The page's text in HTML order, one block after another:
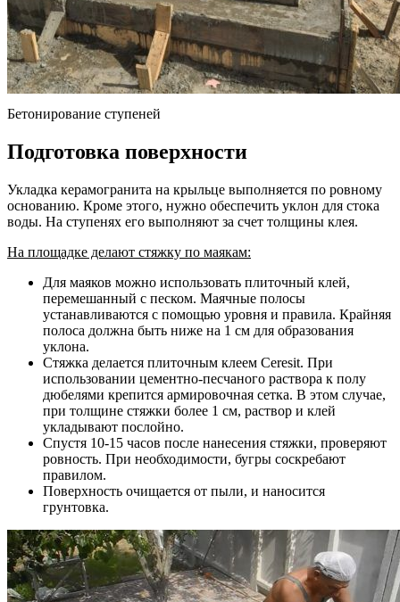
Бетонирование ступеней
Подготовка поверхности
Укладка керамогранита на крыльце выполняется по ровному
основанию. Кроме этого, нужно обеспечить уклон для стока
воды. На ступенях его выполняют за счет толщины клея.
На площадке делают стяжку по маякам:
Для маяков можно использовать плиточный клей,
перемешанный с песком. Маячные полосы
устанавливаются с помощью уровня и правила. Крайняя
полоса должна быть ниже на 1 см для образования
уклона.
Стяжка делается плиточным клеем Ceresit. При
использовании цементно-песчаного раствора к полу
дюбелями крепится армировочная сетка. В этом случае,
при толщине стяжки более 1 см, раствор и клей
укладывают послойно.
Спустя 10-15 часов после нанесения стяжки, проверяют
ровность. При необходимости, бугры соскребают
правилом.
Поверхность очищается от пыли, и наносится
грунтовка.